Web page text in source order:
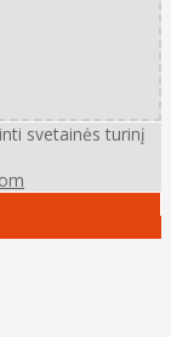
svetainės turinį